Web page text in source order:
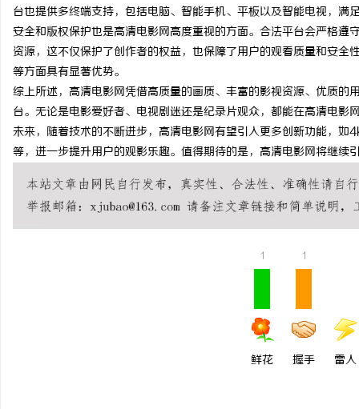
台也提供多终端支持，包括电脑、智能手机、平板以及智能电视，满
安全和版权保护也是高清电影网高度重视的方面。合法平台会严格
资源，这不仅保护了创作者的权益，也保障了用户的观看质量和安
等方面具有显著优势。
综上所述，高清电影网凭借高质量的画质、丰富的影视资源、优质
台。无论是电影爱好者、电视剧迷还是纪录片观众，都能在高清电影
未来，随着技术的不断进步，高清电影网有望引入更多创新功能，
等，进一步提升用户的观影乐趣。值得期待的是，高清电影网将继续
1
鲜花
1
握手 雷人
贝净 AC 国际医疗实验
全解析